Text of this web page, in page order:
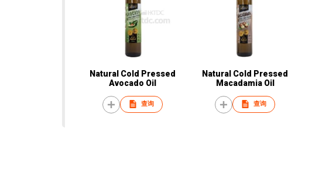
Natural Cold Pressed
Avocado Oil
查询
Natural Cold Pressed
Macadamia Oil
查询